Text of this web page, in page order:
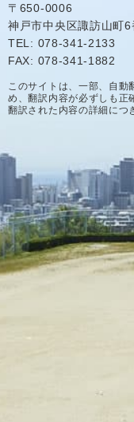
〒650-0006
神戸市中央区諏訪山町6
TEL: 078-341-2133
FAX: 078-341-1882
このサイトは、一部、自動
め、翻訳内容が必ずしも正
翻訳された内容の詳細につ